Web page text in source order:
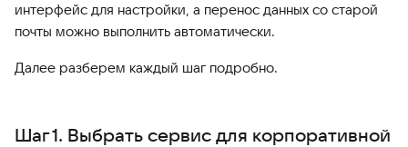
интерфейс для настройки, а перенос данных со старой
почты можно выполнить автоматически.
Далее разберем каждый шаг подробно.
Шаг 1. Выбрать сервис для корпоративной